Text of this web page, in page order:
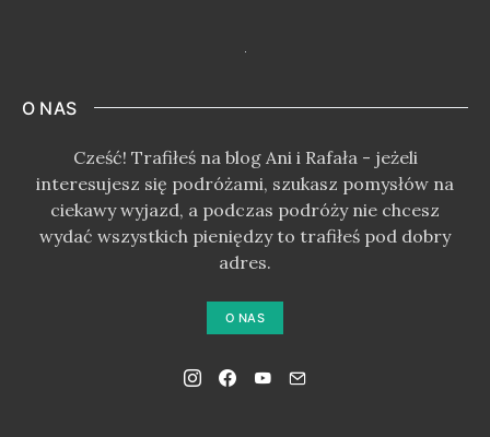
O NAS
Cześć! Trafiłeś na blog Ani i Rafała - jeżeli
interesujesz się podróżami, szukasz pomysłów na
ciekawy wyjazd, a podczas podróży nie chcesz
wydać wszystkich pieniędzy to trafiłeś pod dobry
adres.
O NAS